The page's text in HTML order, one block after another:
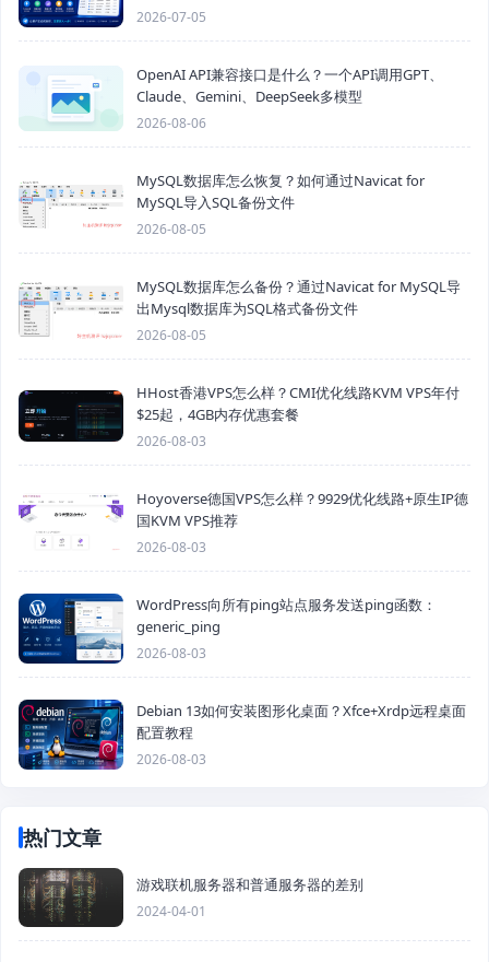
2026-07-05
OpenAI API兼容接口是什么？一个API调用GPT、
Claude、Gemini、DeepSeek多模型
2026-08-06
MySQL数据库怎么恢复？如何通过Navicat for
MySQL导入SQL备份文件
2026-08-05
MySQL数据库怎么备份？通过Navicat for MySQL导
出Mysql数据库为SQL格式备份文件
2026-08-05
HHost香港VPS怎么样？CMI优化线路KVM VPS年付
$25起，4GB内存优惠套餐
2026-08-03
Hoyoverse德国VPS怎么样？9929优化线路+原生IP德
国KVM VPS推荐
2026-08-03
WordPress向所有ping站点服务发送ping函数：
generic_ping
2026-08-03
Debian 13如何安装图形化桌面？Xfce+Xrdp远程桌面
配置教程
2026-08-03
热门文章
游戏联机服务器和普通服务器的差别
2024-04-01